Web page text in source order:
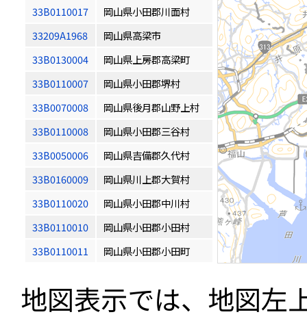
33B0110017
岡山県小田郡川面村
33209A1968
岡山県高梁市
33B0130004
岡山県上房郡高梁町
33B0110007
岡山県小田郡堺村
33B0070008
岡山県後月郡山野上村
33B0110008
岡山県小田郡三谷村
33B0050006
岡山県吉備郡久代村
33B0160009
岡山県川上郡大賀村
33B0110020
岡山県小田郡中川村
33B0110010
岡山県小田郡小田村
33B0110011
岡山県小田郡小田町
地図表示では、地図左